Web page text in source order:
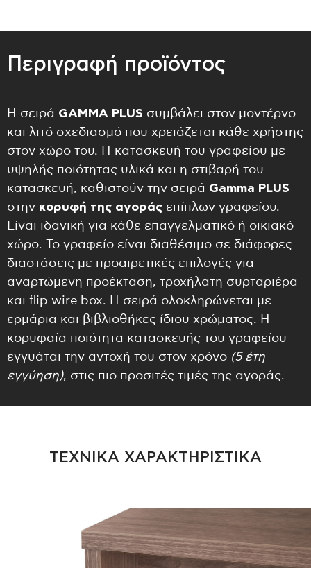
Περιγραφή προϊόντος
Η σειρά GAMMA PLUS συμβάλει στον μοντέρνο
και λιτό σχεδιασμό που χρειάζεται κάθε χρήστης
στον χώρο του. Η κατασκευή του γραφείου με
υψηλής ποιότητας υλικά και η στιβαρή του
κατασκευή, καθιστούν την σειρά Gamma PLUS
στην κορυφή της αγοράς επίπλων γραφείου.
Είναι ιδανική για κάθε επαγγελματικό ή οικιακό
χώρο. Το γραφείο είναι διαθέσιμο σε διάφορες
διαστάσεις με προαιρετικές επιλογές για
αναρτώμενη προέκταση, τροχήλατη συρταριέρα
και flip wire box. Η σειρά ολοκληρώνεται με
ερμάρια και βιβλιοθήκες ίδιου χρώματος. Η
κορυφαία ποιότητα κατασκευής του γραφείου
εγγυάται την αντοχή του στον χρόνο (5 έτη
εγγύηση), στις πιο προσιτές τιμές της αγοράς.
ΤΕΧΝΙΚΑ ΧΑΡΑΚΤΗΡΙΣΤΙΚΑ